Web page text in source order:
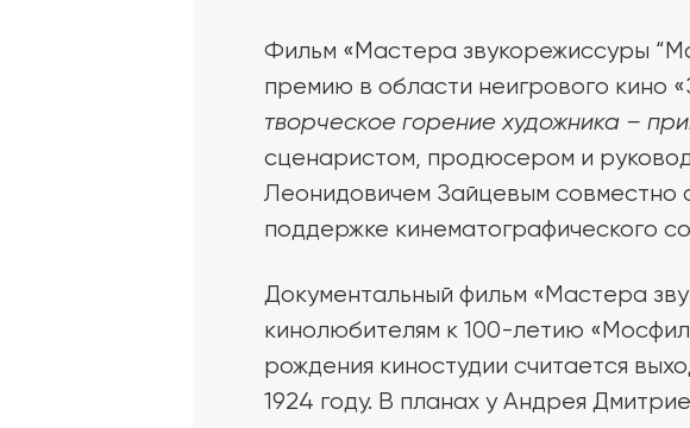
Фильм «Мастера звукорежиссуры
премию в области неигрового кино
творческое горение художника –
сценаристом, продюсером и
Леонидовичем Зайцевым совместно
поддержке кинематографического
Документальный фильм «Мастера
кинолюбителям к 100-летию
рождения киностудии считается
1924 году. В планах у Андрея